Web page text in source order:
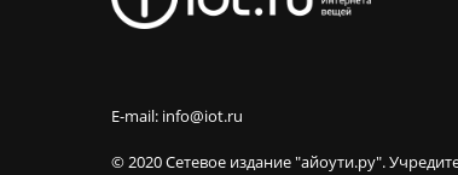
E-mail: info@iot.ru
© 2020 Сетевое издание "айоути.ру".